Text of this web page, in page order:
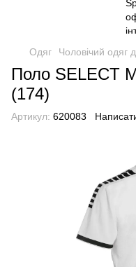
Одяг Чоловічий одяг
Поло SELECT
(174)
Артикул: 620083